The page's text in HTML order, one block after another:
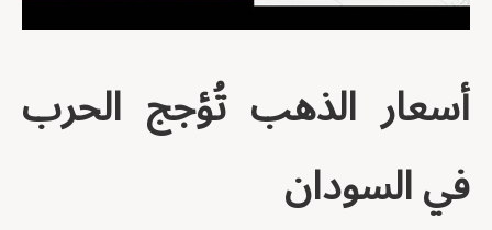
أسعار الذهب تُؤجج الحرب
في السودان